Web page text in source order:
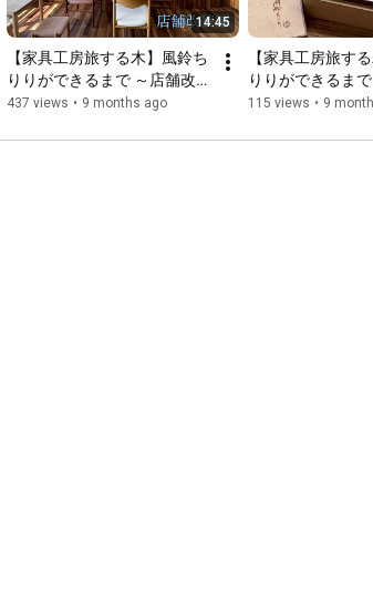
14:45
【家具工房旅する木】風鈴ち
りりができるまで ～店舗改装
編～
437 views • 9 months ago
【家具工房旅す
りりができるま
115 views • 9